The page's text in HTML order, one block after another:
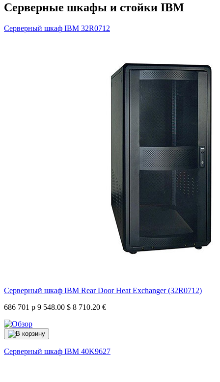
Серверные шкафы и стойки IBM
Серверный шкаф IBM 32R0712
Серверный шкаф IBM Rear Door Heat Exchanger (32R0712)
686 701 р 9 548.00 $ 8 710.20 €
Серверный шкаф IBM 40K9627